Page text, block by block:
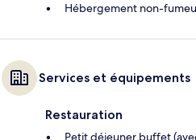
Hébergement non-
Services et équipements
Restauration
Petit déjeuner buffet